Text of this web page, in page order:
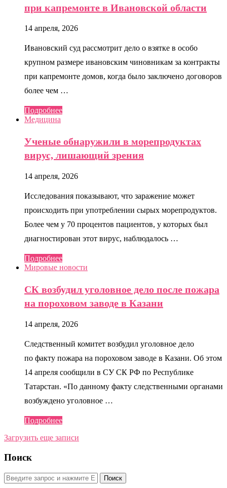
при капремонте в Ивановской области
14 апреля, 2026
Ивановский суд рассмотрит дело о взятке в особо
крупном размере ивановским чиновникам за контракты
при капремонте домов, когда было заключено договоров
более чем …
Подробнее
Медицина
Ученые обнаружили в морепродуктах
вирус, лишающий зрения
14 апреля, 2026
Исследования показывают, что заражение может
происходить при употреблении сырых морепродуктов.
Более чем у 70 процентов пациентов, у которых был
диагностирован этот вирус, наблюдалось …
Подробнее
Мировые новости
СК возбудил уголовное дело после пожара
на пороховом заводе в Казани
14 апреля, 2026
Следственный комитет возбудил уголовное дело
по факту пожара на пороховом заводе в Казани. Об этом
14 апреля сообщили в СУ СК РФ по Республике
Татарстан. «По данному факту следственными органами
возбуждено уголовное …
Подробнее
Загрузить еще записи
Поиск
Поиск